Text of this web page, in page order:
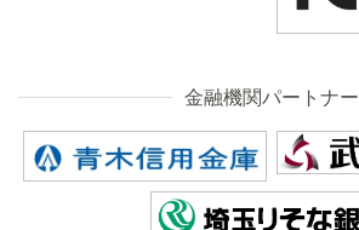
金融機関パートナー